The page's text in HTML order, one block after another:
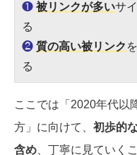
❶ 被リンクが多いサ
る
❷ 質の高い被リンク
る
ここでは「2020年代以
方」に向けて、 初歩的
含め 、丁寧に見ていく